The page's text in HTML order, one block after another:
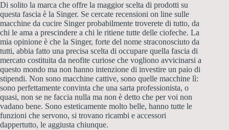
Di solito la marca che offre la maggior scelta di prodotti su
questa fascia è la Singer. Se cercate recensioni on line sulle
macchine da cucire Singer probabilmente troverete di tutto, da
chi le ama a prescindere a chi le ritiene tutte delle ciofeche. La
mia opinione è che la Singer, forte del nome straconosciuto da
tutti, abbia fatto una precisa scelta di occupare quella fascia di
mercato costituita da neofite curiose che vogliono avvicinarsi a
questo mondo ma non hanno intenzione di investire un paio di
stipendi. Non sono macchine cattive, sono quelle macchine lì:
sono perfettamente convinta che una sarta professionista, o
quasi, non se ne faccia nulla ma non è detto che per voi non
vadano bene. Sono esteticamente molto belle, hanno tutte le
funzioni che servono, si trovano ricambi e accessori
dappertutto, le aggiusta chiunque.